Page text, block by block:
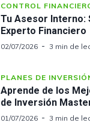
CONTROL
Tu Asesor Interno:
Experto Financiero
02/07/2026 3 min de
PLANES DE
Aprende de los
de Inversión
01/07/2026 3 min de